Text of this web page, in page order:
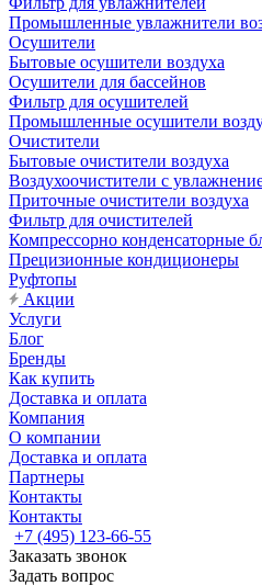
Промышленные увлажнители
Осушители
Бытовые осушители воздуха
Осушители для бассейнов
Фильтр для осушителей
Промышленные осушители
Очистители
Бытовые очистители воздуха
Воздухоочистители с
Приточные очистители воздуха
Фильтр для очистителей
Компрессорно конденсаторные
Прецизионные кондиционеры
Руфтопы
Акции
Услуги
Блог
Бренды
Как купить
Доставка и оплата
Компания
О компании
Доставка и оплата
Партнеры
Контакты
Контакты
+7 (495) 123-66-55
Заказать звонок
Задать вопрос